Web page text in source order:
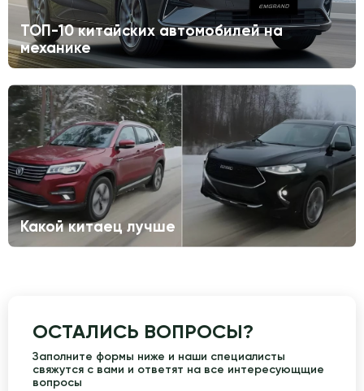
ТОП-10 китайских автомобилей на
механике
Какой китаец лучше
ОСТАЛИСЬ ВОПРОСЫ?
Заполните формы ниже и наши специалисты
свяжутся с вами и ответят на все интересующщие
вопросы